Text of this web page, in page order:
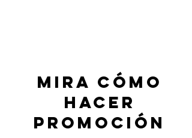
Mira cómo
hacer
Promoción